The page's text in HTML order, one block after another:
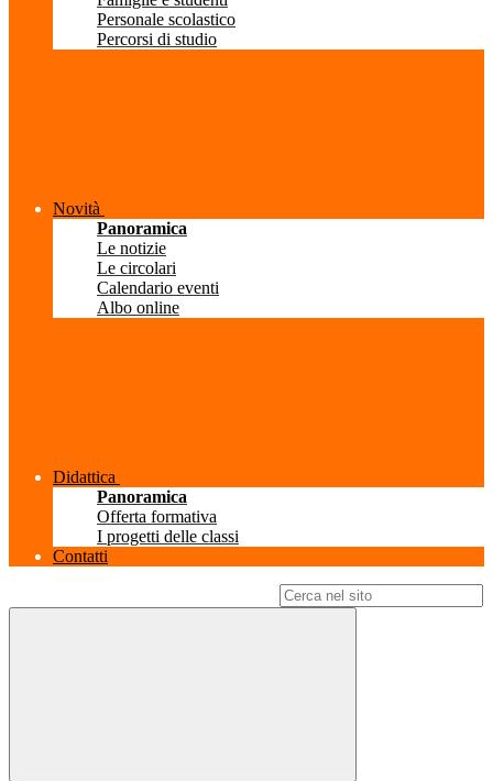
Personale scolastico
Percorsi di studio
Novità
Panoramica
Le notizie
Le circolari
Calendario eventi
Albo online
Didattica
Panoramica
Offerta formativa
I progetti delle classi
Contatti